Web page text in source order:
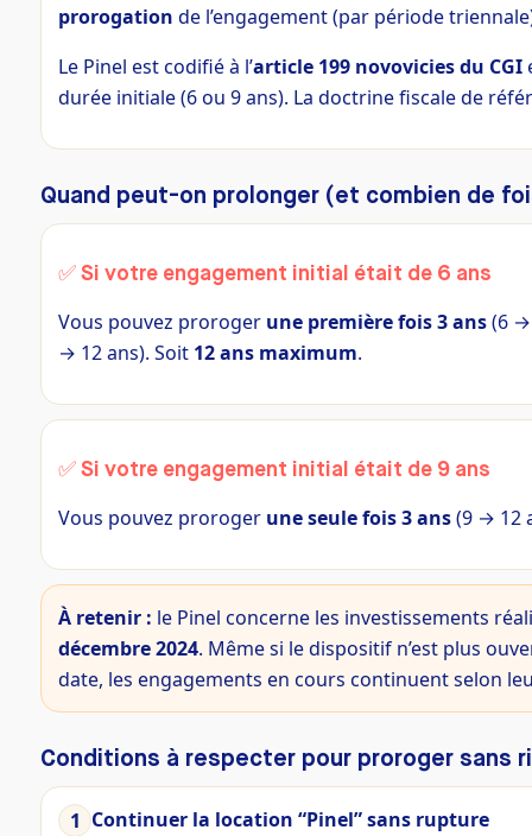
prorogation de l’engagement (par période
Le Pinel est codifié à l’article 199 novovicies du CGI
durée initiale (6 ou 9 ans). La doctrine fiscale de
Quand peut-on prolonger (et combien de
✅ Si votre engagement initial était de 6 ans
Vous pouvez proroger une première fois 3 ans(6
→ 12 ans). Soit 12 ans maximum.
✅ Si votre engagement initial était de 9 ans
Vous pouvez proroger une seule fois 3 ans(9 → 12
À retenir : le Pinel concerne les investissements
décembre 2024. Même si le dispositif n’est plus
date, les engagements en cours continuent selon
Conditions à respecter pour proroger sans
Continuer la location “Pinel” sans rupture